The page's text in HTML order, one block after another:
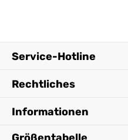
Service-Hotline
Rechtliches
Informationen